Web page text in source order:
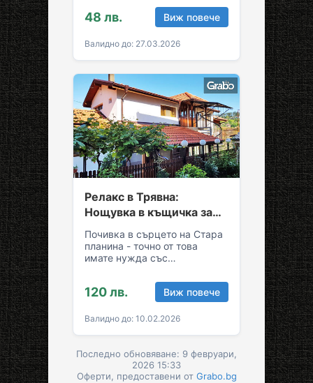
спокойствие и култура!
Грабни ваучер за…
48 лв. Виж повече
Валидно до: 27.03.2026
Релакс в Трявна:
Нощувка в къщичка за
до седем души
Почивка в сърцето на Стара
планина - точно от това
имате нужда със
Съберете свежест и се…
120 лв. Виж повече
Валидно до: 10.02.2026
Последно обновяване: 9 февруари,
2026 15:33
Оферти, предоставени от Grabo.bg